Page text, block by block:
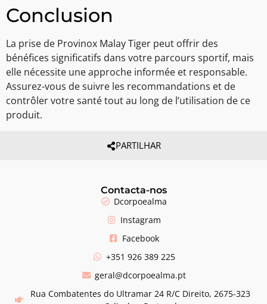
Conclusion
La prise de Provinox Malay Tiger peut offrir des
bénéfices significatifs dans votre parcours sportif, mais
elle nécessite une approche informée et responsable.
Assurez-vous de suivre les recommandations et de
contrôler votre santé tout au long de l’utilisation de ce
produit.
PARTILHAR
Contacta-nos
Dcorpoealma
Instagram
Facebook
+351 926 389 225
geral@dcorpoealma.pt
Rua Combatentes do Ultramar 24 R/C Direito, 2675-323